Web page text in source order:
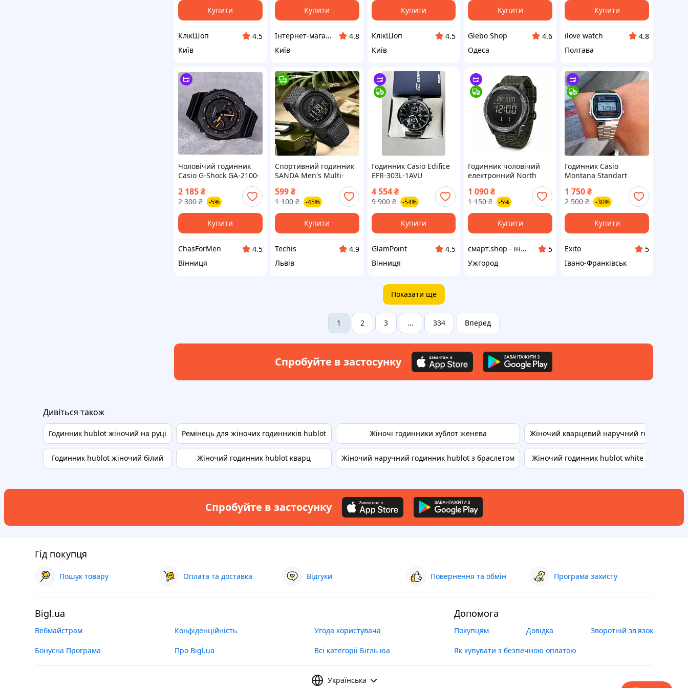
Купити
КлікШоп
4.5
Київ
Купити
Інтернет-магазин "Urban Store"
4.8
Київ
Купити
КлікШоп
4.5
Київ
Купити
Glebo Shop
4.6
Одеса
Купити
ilove watch
4.8
Полтава
Чоловічий годинник
Casio G-Shock GA-2100-
2 185₴
2 300 ₴ -5%
Купити
ChasForMen
4.5
Вінниця
Спортивний годинник
SANDA Men's Multi-
водостійкість 50 м)
599₴
1 100 ₴ -45%
Купити
Techis
4.9
Львів
Годинник Casio Edifice
EFR-303L-1AVU
4 554 ₴
9 900 ₴ -54%
Купити
GlamPoint
4.5
Вінниця
Годинник чоловічий
електронний North
водостійкий,
тактичний,
протиударний
1 090₴
1 150 ₴ -5%
Купити
смарт.shop - інтернет магазин електроніки
5
Ужгород
Годинник Casio
Montana Standart
електронний Касіо
Монтана
1 750₴
2 500 ₴ -30%
Купити
Exito
5
Івано-Франківськ
Показати ще
1 2 3 ... 334 Вперед
Спробуйте в застосунку
Дивіться також
Годинник hublot жіночий на руці
Годинник hublot жіночий білий
Ремінець для жіночих годинників hublot
Жіночий годинник hublot кварц
Жіночі годинники хублот женева
Жіночий наручний годинник hublot з браслетом
Жіночий кварцевий наручний годинник
Жіночий годинник hublot white gold
Спробуйте в застосунку
Гід покупця
Пошук товару Оплата та доставка Відгуки Повернення та обмін Програма захисту
Bigl.ua
Вебмайстрам Конфіденційність Угода користувача
Бонусна Програма Про Bigl.ua Всі категорії Бігль юа
Допомога
Покупцям Довідка Зворотній зв'язок
Як купувати з безпечною оплатою
Українська